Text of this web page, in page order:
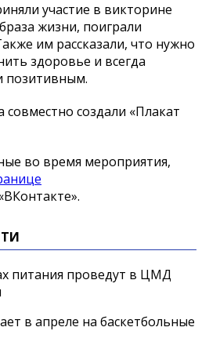
участие в викторине
жизни, поиграли
им рассказали, что нужно
здоровье и всегда
позитивным.
создали «Плакат
во время мероприятия,
питания проведут в ЦМД
в апреле на баскетбольные